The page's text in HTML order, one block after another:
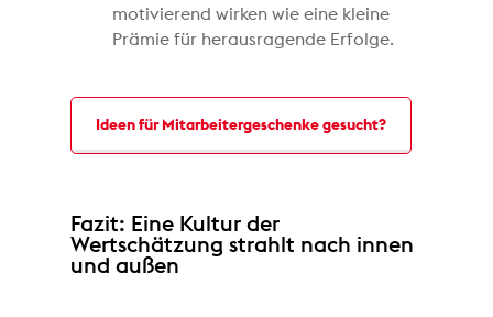
motivierend wirken wie eine kleine
Prämie für herausragende Erfolge.
Ideen für Mitarbeitergeschenke gesucht?
Fazit: Eine Kultur der
Wertschätzung strahlt nach innen
und außen